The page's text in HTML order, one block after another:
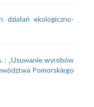
działań ekologiczno-
: „Usuwanie wyrobów
Pomorskiego